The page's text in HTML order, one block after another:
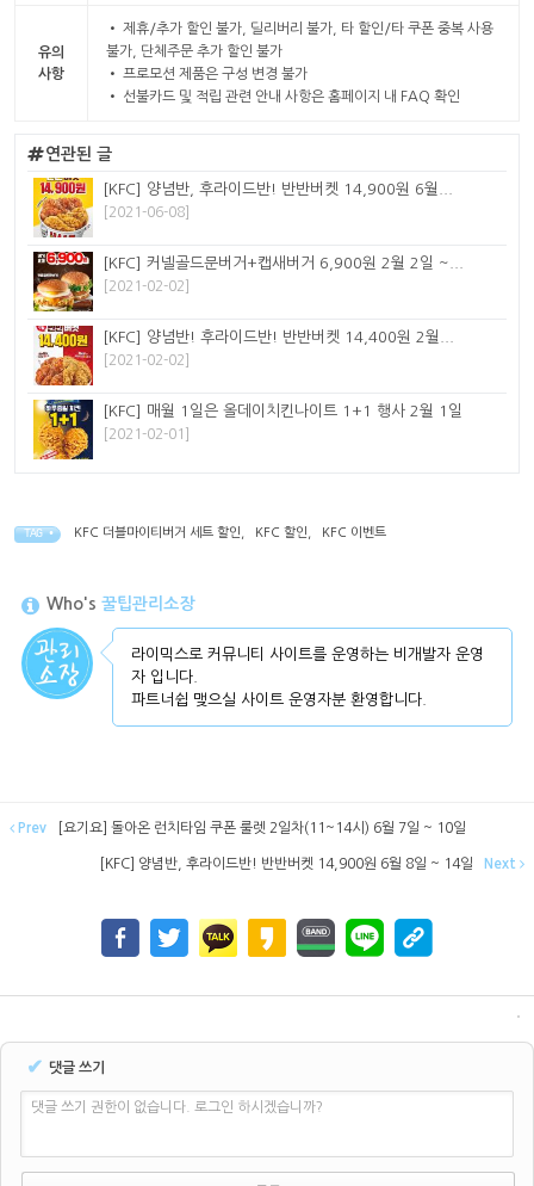
유의
사항
• 제휴/추가 할인 불가, 딜리버리 불가, 타 할인/타 쿠폰 중복 사용
불가, 단체주문 추가 할인 불가
• 프로모션 제품은 구성 변경 불가
• 선불카드 및 적립 관련 안내 사항은 홈페이지 내 FAQ 확인
연관된 글
[KFC] 양념반, 후라이드반! 반반버켓 14,900원 6월...
[2021-06-08]
[KFC] 커넬골드문버거+캡새버거 6,900원 2월 2일 ~...
[2021-02-02]
[KFC] 양념반! 후라이드반! 반반버켓 14,400원 2월...
[2021-02-02]
[KFC] 매월 1일은 올데이치킨나이트 1+1 행사 2월 1일
[2021-02-01]
TAG • KFC 더블마이티버거 세트 할인 KFC 할인 KFC 이벤트
Who's 꿀팁관리소장
라이믹스로 커뮤니티 사이트를 운영하는 비개발자 운영
자 입니다.
파트너쉽 맺으실 사이트 운영자분 환영합니다.
Prev [요기요] 돌아온 런치타임 쿠폰 룰렛 2일차(11~14시) 6월 7일 ~ 10일
[KFC] 양념반, 후라이드반! 반반버켓 14,900원 6월 8일 ~ 14일 Next
✔ 댓글 쓰기
댓글 쓰기 권한이 없습니다. 로그인 하시겠습니까?